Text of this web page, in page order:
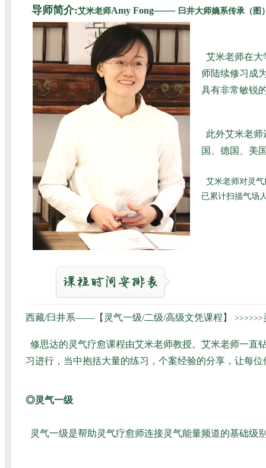
导师简介:艾米老师Amy Fong—— 臼井大师嫡系传承（图
艾米老师在大
师陆续修习成
具有非常敏锐
此外艾米老
国、德国、美
艾米老师对灵
已累计扫描气场
西藏/臼井系——【灵气一级/二级/高级文凭课程】 >>>>>>
修思达的灵气疗愈课程由艾米老师教授。艾米老师一直
习进行，当中抱括大量的练习，个案经验的分享，让每
◎灵气一级
灵气一级是帮助灵气疗愈师连接灵气能量频道的基础